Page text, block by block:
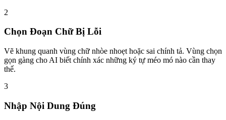
2
Chọn Đoạn Chữ Bị Lỗi
Vẽ khung quanh vùng chữ nhòe nhoẹt hoặc sai chính tả. Vùng chọn
gọn gàng cho AI biết chính xác những ký tự méo mó nào cần thay
thế.
3
Nhập Nội Dung Đúng